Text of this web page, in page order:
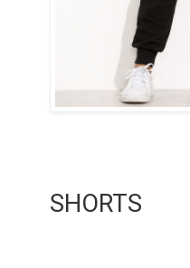
SHORTS